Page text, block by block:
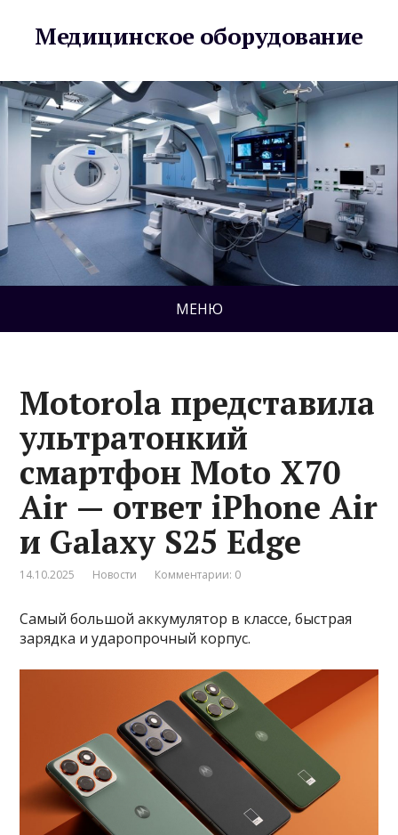
Медицинское оборудование
МЕНЮ
Motorola представила
ультратонкий
смартфон Moto X70
Air — ответ iPhone Air
и Galaxy S25 Edge
14.10.2025 Новости Комментарии: 0
Самый большой аккумулятор в классе, быстрая
зарядка и ударопрочный корпус.